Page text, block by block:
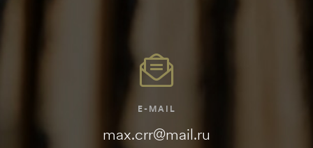
E-MAIL
max.crr@mail.ru